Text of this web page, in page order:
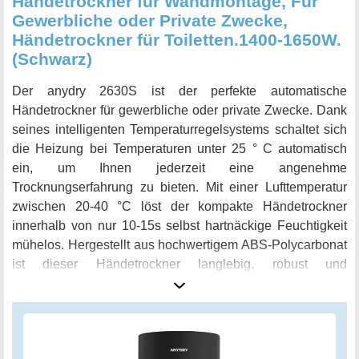
Gewerbliche oder Private Zwecke,
Händetrockner für Toiletten.1400-1650W.
(Schwarz)
Der anydry 2630S ist der perfekte automatische
Händetrockner für gewerbliche oder private Zwecke. Dank
seines intelligenten Temperaturregelsystems schaltet sich
die Heizung bei Temperaturen unter 25 ° C automatisch
ein, um Ihnen jederzeit eine angenehme
Trocknungserfahrung zu bieten. Mit einer Lufttemperatur
zwischen 20-40 °C löst der kompakte Händetrockner
innerhalb von nur 10-15s selbst hartnäckige Feuchtigkeit
mühelos. Hergestellt aus hochwertigem ABS-Polycarbonat
ist dieser Händetrockner langlebig, robust und
korrosionsbeständig, was ihn ideal für den täglichen
Gebrauch macht. Die leichte Reinigung ermöglicht es
optimale hygienische Erfahrung zu gewährleisten. Der